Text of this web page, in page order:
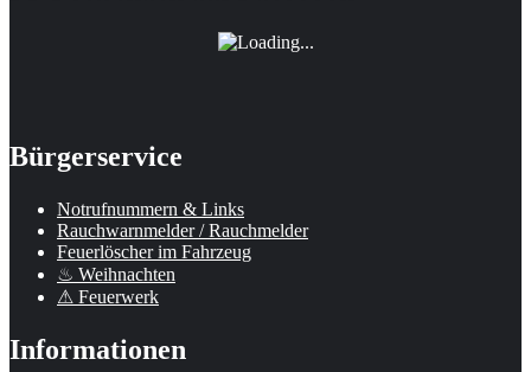
Bürgerservice
Notrufnummern & Links
Rauchwarnmelder / Rauchmelder
Feuerlöscher im Fahrzeug
♨ Weihnachten
⚠ Feuerwerk
Informationen